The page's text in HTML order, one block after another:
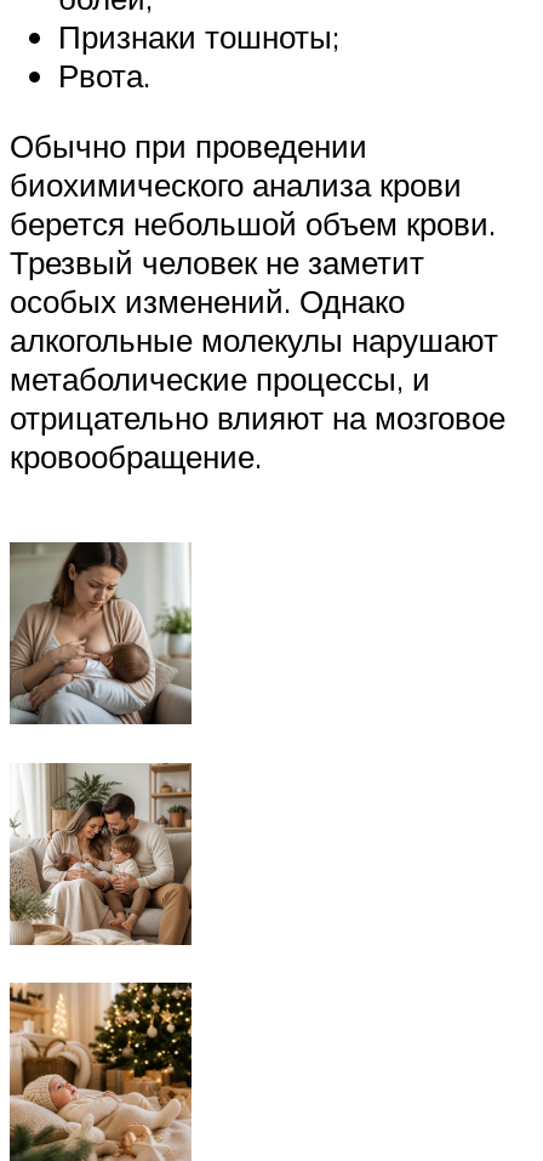
Признаки тошноты;
Рвота.
Обычно при проведении
биохимического анализа крови
берется небольшой объем крови.
Трезвый человек не заметит
особых изменений. Однако
алкогольные молекулы нарушают
метаболические процессы, и
отрицательно влияют на мозговое
кровообращение.